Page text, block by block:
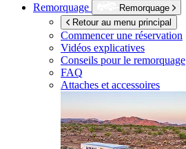
Remorquage
Remorquage
Retour au menu principal
Commencer une réservation
Vidéos explicatives
Conseils pour le remorquage
FAQ
Attaches et accessoires